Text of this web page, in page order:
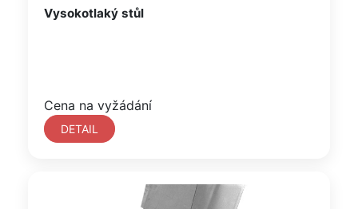
Vysokotlaký stůl
Cena na vyžádání
DETAIL